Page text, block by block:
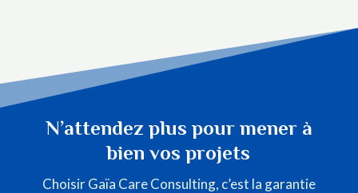
N’attendez plus pour mener à
bien vos projets
Choisir Gaïa Care Consulting, c’est la garantie